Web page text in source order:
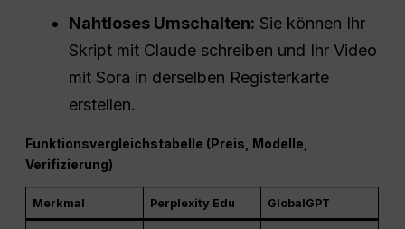
Nahtloses Umschalten: Sie können Ihr
Skript mit Claude schreiben und Ihr Video
mit Sora in derselben Registerkarte
erstellen.
Funktionsvergleichstabelle (Preis, Modelle,
Verifizierung)
Merkmal Perplexity Edu GlobalGPT